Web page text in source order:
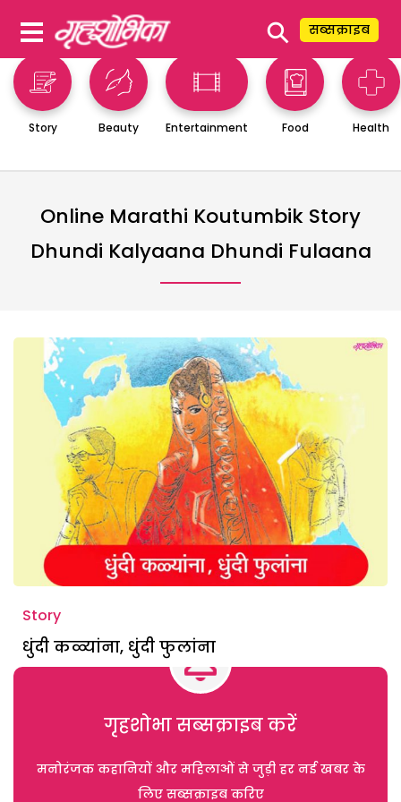
⚲ सब्सक्राइब
Story Beauty Entertainment Food Health
Online Marathi Koutumbik Story
Dhundi Kalyaana Dhundi Fulaana
Story
धुंदी कळ्यांना, धुंदी फुलांना
गृहशोभा सब्सक्राइब करें
मनोरंजक कहानियों और महिलाओं से जुड़ी हर नई खबर के
लिए सब्सक्राइब करिए